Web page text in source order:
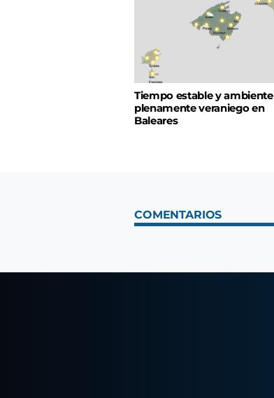
Tiempo estable y ambiente
plenamente veraniego en
Baleares
COMENTARIOS